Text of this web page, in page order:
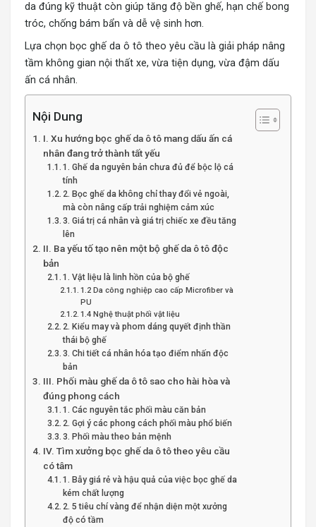
da đúng kỹ thuật còn giúp tăng độ bền ghế, hạn chế bong
tróc, chống bám bẩn và dễ vệ sinh hơn.
Lựa chọn bọc ghế da ô tô theo yêu cầu là giải pháp nâng
tầm không gian nội thất xe, vừa tiện dụng, vừa đậm dấu
ấn cá nhân.
Nội Dung
I. Xu hướng bọc ghế da ô tô mang dấu ấn cá
nhân đang trở thành tất yếu
1. Ghế da nguyên bản chưa đủ để bộc lộ cá
tính
2. Bọc ghế da không chỉ thay đổi vẻ ngoài,
mà còn nâng cấp trải nghiệm cảm xúc
3. Giá trị cá nhân và giá trị chiếc xe đều tăng
lên
II. Ba yếu tố tạo nên một bộ ghế da ô tô độc
bản
1. Vật liệu là linh hồn của bộ ghế
1.2 Da công nghiệp cao cấp Microfiber và
PU
1.4 Nghệ thuật phối vật liệu
2. Kiểu may và phom dáng quyết định thần
thái bộ ghế
3. Chi tiết cá nhân hóa tạo điểm nhấn độc
bản
III. Phối màu ghế da ô tô sao cho hài hòa và
đúng phong cách
1. Các nguyên tắc phối màu căn bản
2. Gợi ý các phong cách phối màu phổ biến
3. Phối màu theo bản mệnh
IV. Tìm xưởng bọc ghế da ô tô theo yêu cầu
có tâm
1. Bẫy giá rẻ và hậu quả của việc bọc ghế da
kém chất lượng
2. 5 tiêu chí vàng để nhận diện một xưởng
độ có tầm